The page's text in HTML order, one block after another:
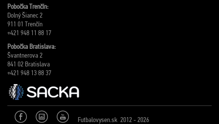
Pobočka Trenčín:
Dolný Šianec 2
911 01 Trenčín
+421 948 11 88 17
Pobočka Bratislava:
Švantnerova 2
841 02 Bratislava
+421 948 13 88 37
Futbalovysen.sk 2012 - 2026